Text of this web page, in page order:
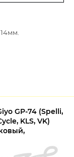
GP-74 (Spelli,
KLS, VK)
с